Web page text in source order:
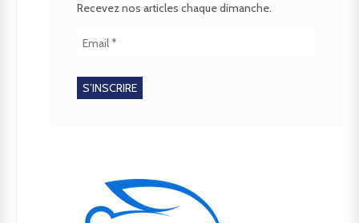
Recevez nos articles chaque dimanche.